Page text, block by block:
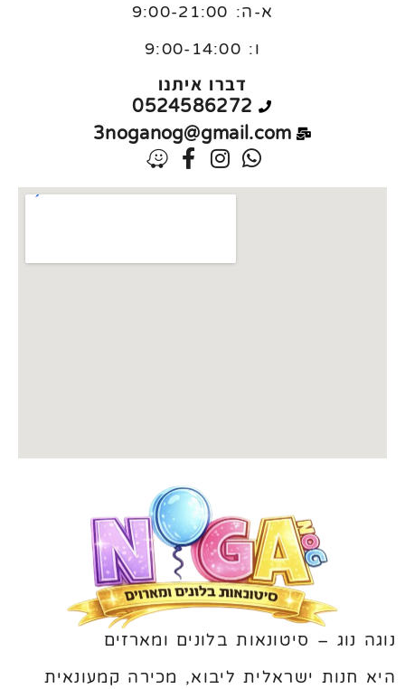
א-ה: 9:00-21:00
ו: 9:00-14:00
דברו איתנו
0524586272
3noganog@gmail.com
נוגה נוג – סיטונאות בלונים ומארזים
היא חנות ישראלית ליבוא, מכירה קמעונאית